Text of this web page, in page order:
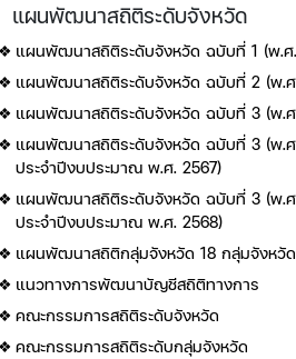
แผนพัฒนาสถิติระดับจังหวัด
แผนพัฒนาสถิติระดับจังหวัด ฉบับที่ 1 (พ.ศ
แผนพัฒนาสถิติระดับจังหวัด ฉบับที่ 2 (พ.ศ
แผนพัฒนาสถิติระดับจังหวัด ฉบับที่ 3 (พ.
แผนพัฒนาสถิติระดับจังหวัด ฉบับที่ 3 (พ.
ประจำปีงบประมาณ พ.ศ. 2567)
แผนพัฒนาสถิติระดับจังหวัด ฉบับที่ 3 (พ.
ประจำปีงบประมาณ พ.ศ. 2568)
แผนพัฒนาสถิติกลุ่มจังหวัด 18 กลุ่มจังหวัด
แนวทางการพัฒนาบัญชีสถิติทางการ
คณะกรรมการสถิติระดับจังหวัด
คณะกรรมการสถิติระดับกลุ่มจังหวัด